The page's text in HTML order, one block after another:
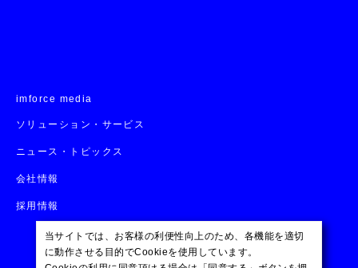
imforce media
ソリューション・サービス
ニュース・トピックス
会社情報
採用情報
当サイトでは、お客様の利便性向上のため、各機能を適切
に動作させる目的でCookieを使用しています。